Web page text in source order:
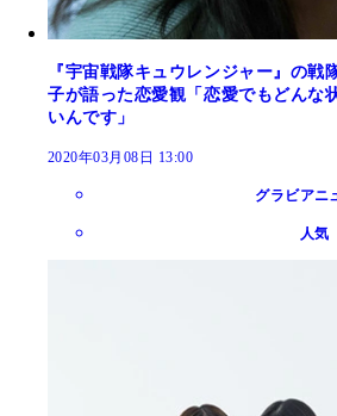
『宇宙戦隊キュウレンジャー』の戦
子が語った恋愛観「恋愛でもどんな
いんです」
2020年03月08日 13:00
グラビアニ
人気